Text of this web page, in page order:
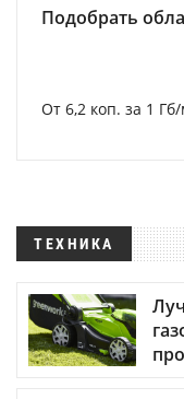
Подобрать
От 6,2 коп. за 1
ТЕХНИКА